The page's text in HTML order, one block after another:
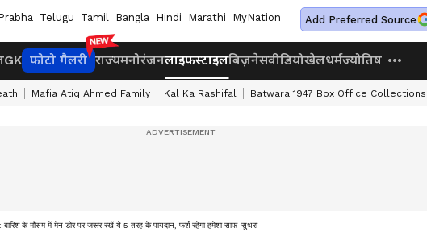
Telugu Tamil Bangla Hindi Marathi MyNation Add Preferred Source
GK फोटो गैलरी राज्यमनोरंजनलाइफस्टाइलबिज़नेसवीडियोखेलधर्मज्योतिष
Mafia Atiq Ahmed Family Kal Ka Rashifal Batwara 1947 Box Office Collections
के मौसम में मेन डोर पर जरूर रखें ये 5 तरह के पायदान, फर्श रहेगा हमेशा साफ-सुथरा